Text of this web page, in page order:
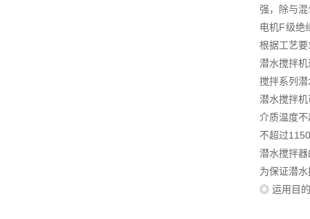
强，除与
电机F级绝
根据工艺
潜水搅拌
搅拌系列
潜水搅拌
介质温度
不超过
潜水搅拌
为保证潜
◎ 运用目